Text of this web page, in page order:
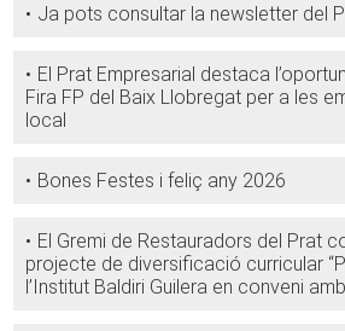
Ja pots consultar la newsletter del
El Prat Empresarial destaca
Fira FP del Baix Llobregat per a les
local
Bones Festes i feliç any 2026
El Gremi de Restauradors del Prat
projecte de diversificació curricular
l’Institut Baldiri Guilera en conveni